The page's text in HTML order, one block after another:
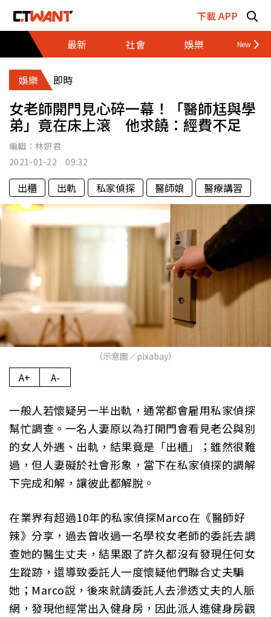
下載 APP
最新
社會 娛樂 財經
娛樂 即時
女老師開門見心碎一幕！「醫師尪與學
弟」竟在床上滾 他求饒：經費不足
編輯： 林姸君
2021-01-22 09:32
出櫃 出軌 私家偵探 醫師娘 醫療講習
（示意圖／pixabay）
A+ A-
一般人若懷疑另一半出軌，通常都會雇用私家偵探
幫忙調查。一名人妻原以為打開門會看見老公與別
的女人外遇、出軌，結果竟是「出櫃」；雖然很難
過，但人妻礙於社會形象，當下在私家偵探的調解
下完成和解，讓彼此都解脫。
在業界有超過10年的私家偵探Marco在《醫師好
辣》分享，過去曾收過一名學校女老師的委託去調
查她的醫生丈夫，結果跟了許久都沒有發現任何女
生蹤跡，還導致委託人一度懷疑他們聯合丈夫騙
她；Marco說，後來就請委託人去滲透丈夫的人脈
網，發現他經常出入健身房，因此派人進健身房觀